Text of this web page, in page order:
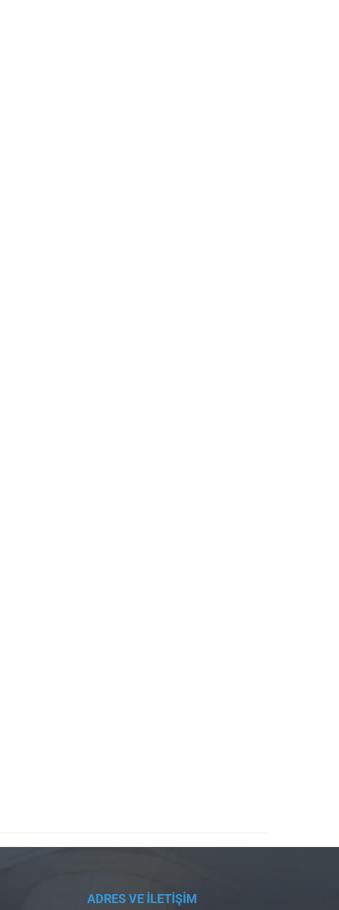
ADRES VE İLETİŞİM